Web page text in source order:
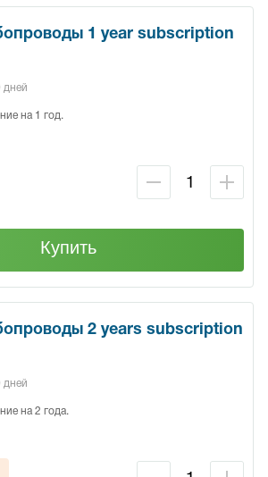
1 year subscription
дней
на 1 год.
Купить
2 years subscription
дней
на 2 года.